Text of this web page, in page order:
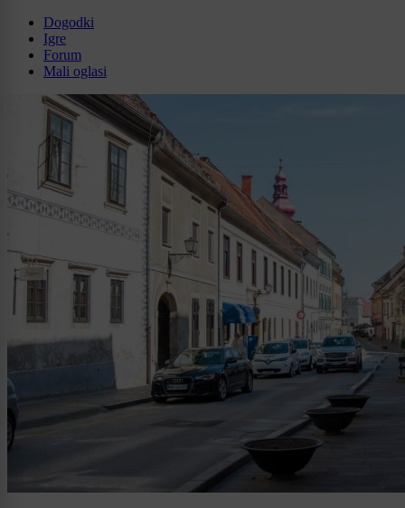
Dogodki
Igre
Forum
Mali oglasi